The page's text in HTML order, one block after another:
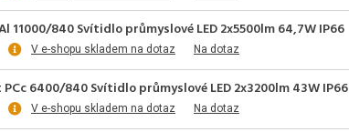
11000/840 Svítidlo průmyslové LED 2x5500lm 64,7W IP66
V e-shopu skladem na dotaz Na dotaz
PCc 6400/840 Svítidlo průmyslové LED 2x3200lm 43W IP66
V e-shopu skladem na dotaz Na dotaz